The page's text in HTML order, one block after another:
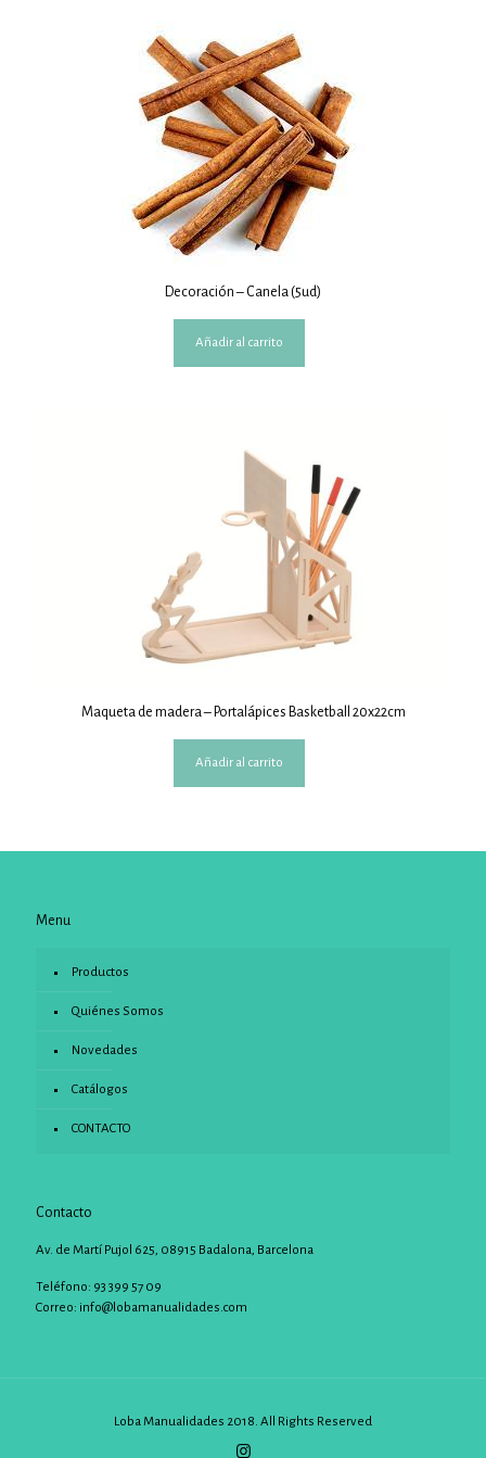
Decoración – Canela (5ud)
Añadir al carrito
Maqueta de madera – Portalápices Basketball 20x22cm
Añadir al carrito
Menu
Productos
Quiénes Somos
Novedades
Catálogos
CONTACTO
Contacto
Av. de Martí Pujol 625, 08915 Badalona, Barcelona
Teléfono: 93 399 57 09
Correo: info@lobamanualidades.com
Loba Manualidades 2018. All Rights Reserved